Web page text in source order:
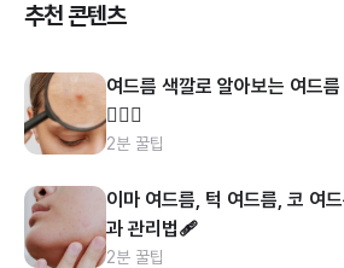
추천 콘텐츠
여드름 색깔로 알아보는 여드
👩🏻‍⚕️
2분 꿀팁
이마 여드름, 턱 여드름, 코 여
과 관리법🩹
2분 꿀팁